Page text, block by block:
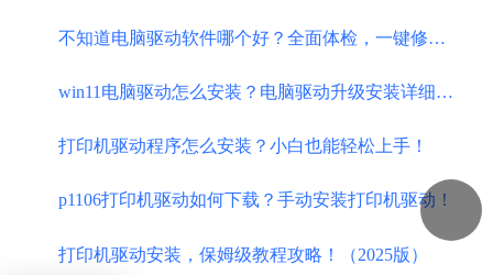
不知道电脑驱动软件哪个好？全面体检，一键修复！
​win11电脑驱动怎么安装？电脑驱动升级安装详细教程！
打印机驱动程序怎么安装？小白也能轻松上手！
p1106打印机驱动如何下载？手动安装打印机驱动！
打印机驱动安装，保姆级教程攻略！（2025版）